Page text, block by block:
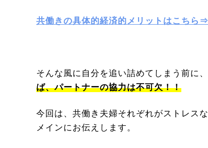
共働きの具体的経済的メリットはこちら⇒
そんな風に自分を追い詰めてしまう前に、
ば、パートナーの協力は不可欠！！
今回は、共働き夫婦それぞれがストレス
メインにお伝えします。